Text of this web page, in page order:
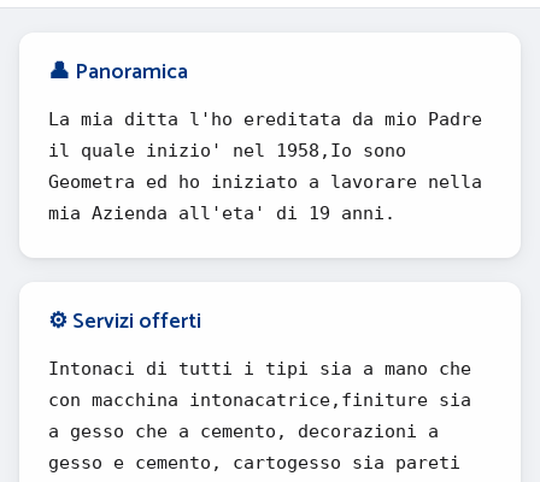
👤 Panoramica
La mia ditta l'ho ereditata da mio Padre
il quale inizio' nel 1958,Io sono
Geometra ed ho iniziato a lavorare nella
mia Azienda all'eta' di 19 anni.
⚙️ Servizi offerti
Intonaci di tutti i tipi sia a mano che
con macchina intonacatrice,finiture sia
a gesso che a cemento, decorazioni a
gesso e cemento, cartogesso sia pareti